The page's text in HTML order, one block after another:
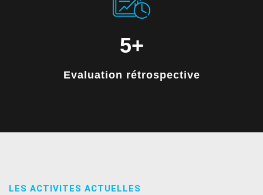
5+
Evaluation rétrospective
LES ACTIVITES ACTUELLES